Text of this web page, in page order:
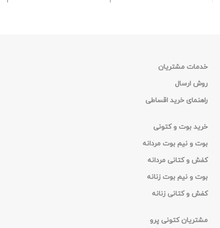
جنس رویه: اشبالت
خرید بوت و نیم بوت
خدمات مشتریان
روش ارسال
راهنمای خرید اقساطی
خرید بوت و کتونی
بوت و نیم بوت مردانه
کفش و کتانی مردانه
بوت و نیم بوت زنانه
کفش و کتانی زنانه
مشتریان کتونی پرو